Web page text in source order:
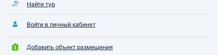
Найти тур
Войти в личный кабинет
Добавить объект размещения